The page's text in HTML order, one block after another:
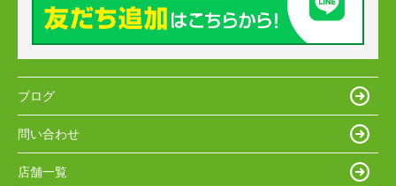
ブログ
問い合わせ
店舗一覧